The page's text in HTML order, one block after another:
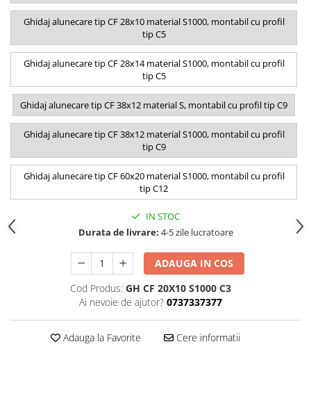
Ghidaj alunecare tip CF 28x10 material S1000, montabil cu profil
tip C5
Ghidaj alunecare tip CF 28x14 material S1000, montabil cu profil
tip C5
Ghidaj alunecare tip CF 38x12 material S, montabil cu profil tip C9
Ghidaj alunecare tip CF 38x12 material S1000, montabil cu profil
tip C9
Ghidaj alunecare tip CF 60x20 material S1000, montabil cu profil
tip C12
IN STOC
Durata de livrare: 4-5 zile lucratoare
ADAUGA IN COS
Cod Produs: GH CF 20X10 S1000 C3
Ai nevoie de ajutor? 0737337377
Adauga la Favorite Cere informatii